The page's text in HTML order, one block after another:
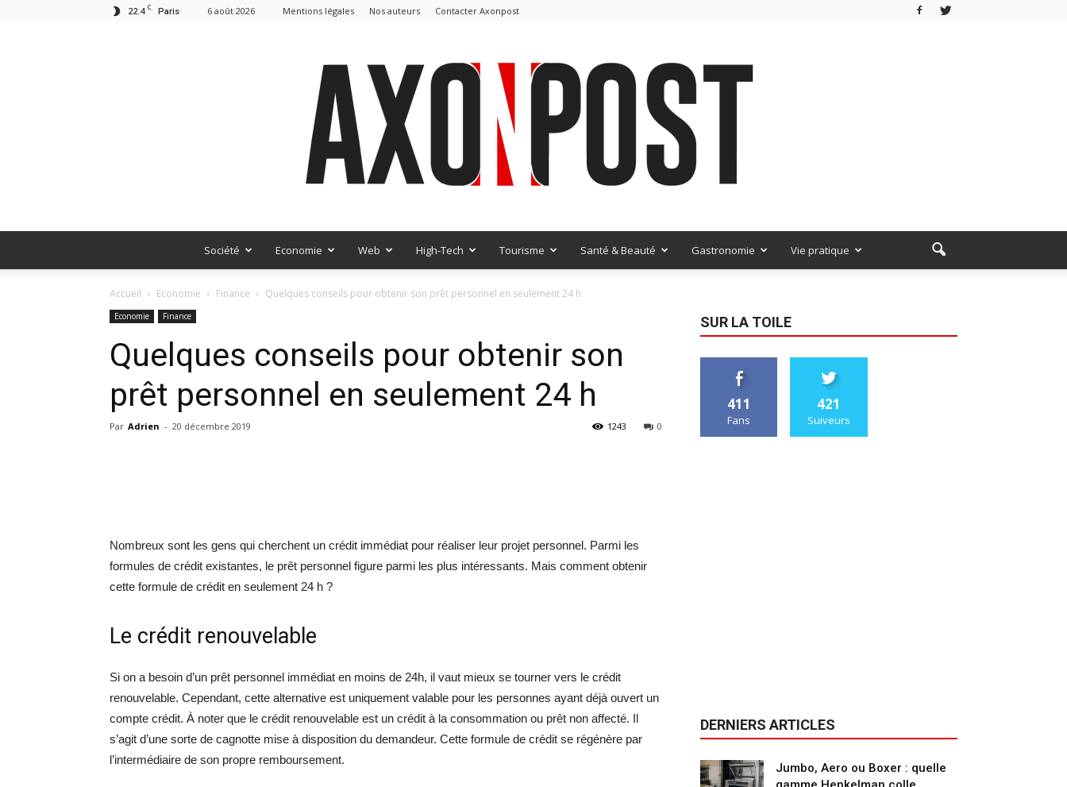
22.4 C Paris 6 août 2026 Mentions légales Nos auteurs Contacter Axonpost
Société Economie Web High-Tech Tourisme Santé & Beauté Gastronomie Vie pratique
Accueil Economie Finance Quelques conseils pour obtenir son prêt personnel en seulement 24 h
Economie Finance
Quelques conseils pour obtenir son
prêt personnel en seulement 24 h
Par Adrien - 20 décembre 2019 0
1243
Nombreux sont les gens qui cherchent un crédit immédiat pour réaliser leur projet personnel. Parmi les
formules de crédit existantes, le prêt personnel figure parmi les plus intéressants. Mais comment obtenir
cette formule de crédit en seulement 24 h ?
Le crédit renouvelable
Si on a besoin d’un prêt personnel immédiat en moins de 24h, il vaut mieux se tourner vers le crédit
renouvelable. Cependant, cette alternative est uniquement valable pour les personnes ayant déjà ouvert un
compte crédit. À noter que le crédit renouvelable est un crédit à la consommation ou prêt non affecté. Il
s’agit d’une sorte de cagnotte mise à disposition du demandeur. Cette formule de crédit se régénère par
l’intermédiaire de son propre remboursement.
SUR LA TOILE
411
Fans
421
Suiveurs
DERNIERS ARTICLES
Jumbo, Aero ou Boxer : quelle